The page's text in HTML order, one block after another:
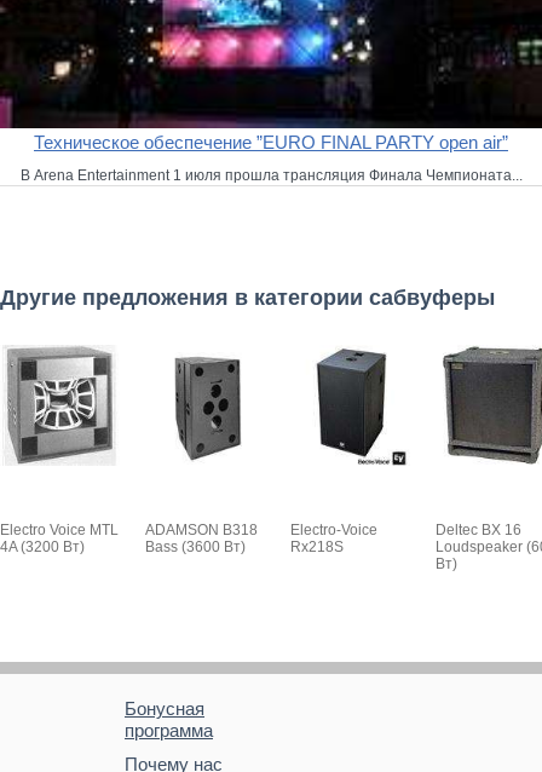
Техническое обеспечение ”EURO FINAL PARTY open air”
В Arena Entertainment 1 июля прошла трансляция Финала Чемпионата...
Другие предложения в категории сабвуферы
Electro Voice MTL
4A (3200 Вт)
ADAMSON B318
Bass (3600 Вт)
Electro-Voice
Rx218S
Deltec BX 16
Loudspeaker
Вт)
Бонусная
программа
Почему нас